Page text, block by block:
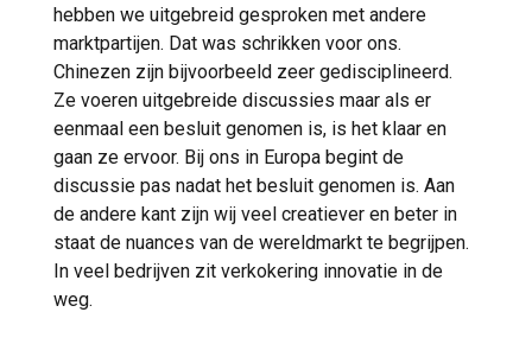
hebben we uitgebreid gesproken met andere
marktpartijen. Dat was schrikken voor ons.
Chinezen zijn bijvoorbeeld zeer gedisciplineerd.
Ze voeren uitgebreide discussies maar als er
eenmaal een besluit genomen is, is het klaar en
gaan ze ervoor. Bij ons in Europa begint de
discussie pas nadat het besluit genomen is. Aan
de andere kant zijn wij veel creatiever en beter in
staat de nuances van de wereldmarkt te begrijpen.
In veel bedrijven zit verkokering innovatie in de
weg.